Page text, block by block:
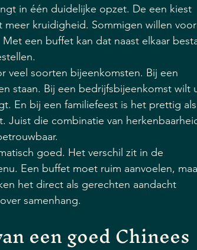
in één duidelijke opzet. De een kiest
kruidigheid. Sommigen willen
een buffet kan dat naast elkaar
veel soorten bijeenkomsten. Bij een
staan. Bij een bedrijfsbijeenkomst wilt
En bij een familiefeest is het prettig als
Juist die combinatie van
goed. Het verschil zit in de
Een buffet moet ruim aanvoelen,
het direct als gerechten aandacht
samenhang.
een goed Chinees